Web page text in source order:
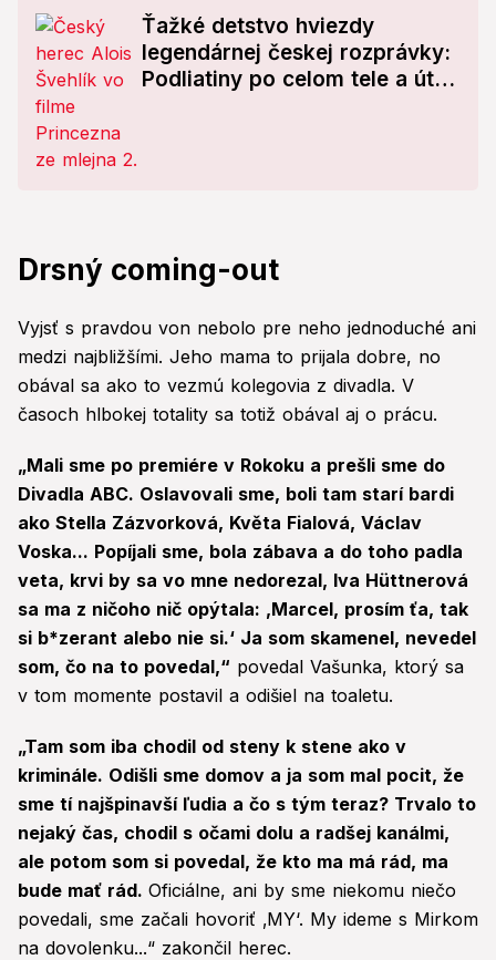
Ťažké detstvo hviezdy
legendárnej českej rozprávky:
Podliatiny po celom tele a útek
Drsný coming-out
Vyjsť s pravdou von nebolo pre neho jednoduché ani
medzi najbližšími. Jeho mama to prijala dobre, no
obával sa ako to vezmú kolegovia z divadla. V
časoch hlbokej totality sa totiž obával aj o prácu.
„Mali sme po premiére v Rokoku a prešli sme do
Divadla ABC. Oslavovali sme, boli tam starí bardi
ako Stella Zázvorková, Květa Fialová, Václav
Voska... Popíjali sme, bola zábava a do toho padla
veta, krvi by sa vo mne nedorezal, Iva Hüttnerová
sa ma z ničoho nič opýtala: ‚Marcel, prosím ťa, tak
si b*zerant alebo nie si.‘ Ja som skamenel, nevedel
som, čo na to povedal,“ povedal Vašunka, ktorý sa
v tom momente postavil a odišiel na toaletu.
„Tam som iba chodil od steny k stene ako v
kriminále. Odišli sme domov a ja som mal pocit, že
sme tí najšpinavší ľudia a čo s tým teraz? Trvalo to
nejaký čas, chodil s očami dolu a radšej kanálmi,
ale potom som si povedal, že kto ma má rád, ma
bude mať rád. Oficiálne, ani by sme niekomu niečo
povedali, sme začali hovoriť ‚MY‘. My ideme s Mirkom
na dovolenku...“ zakončil herec.